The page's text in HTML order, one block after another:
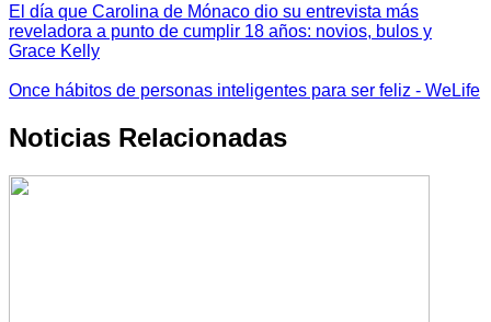
El día que Carolina de Mónaco dio su entrevista más
reveladora a punto de cumplir 18 años: novios, bulos y
Grace Kelly
Once hábitos de personas inteligentes para ser feliz - WeLife
Noticias Relacionadas